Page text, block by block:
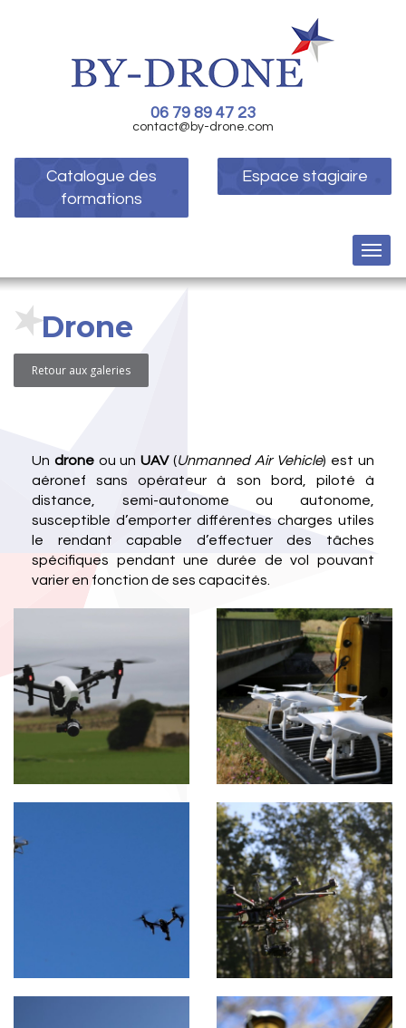
06 79 89 47 23
contact@by-drone.com
Catalogue des
formations
Espace stagiaire
Drone
Retour aux galeries
Un droneou unUAV (Unmanned Air Vehicle) est un
aéronef sans opérateur à son bord, piloté à
distance, semi-autonome ou autonome,
susceptible d’emporter différentes charges utiles
le rendant capable d’effectuer des tâches
spécifiques pendant une durée de vol pouvant
varier en fonction de ses capacités.